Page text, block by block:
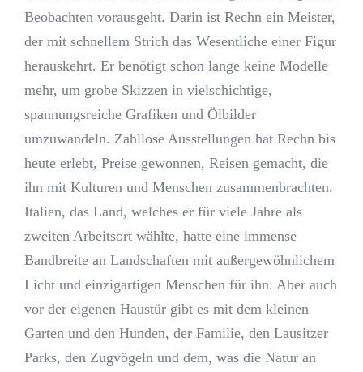
Beobachten vorausgeht. Darin ist Rechn ein Meister,
der mit schnellem Strich das Wesentliche einer Figur
herauskehrt. Er benötigt schon lange keine Modelle
mehr, um grobe Skizzen in vielschichtige,
spannungsreiche Grafiken und Ölbilder
umzuwandeln. Zahllose Ausstellungen hat Rechn bis
heute erlebt, Preise gewonnen, Reisen gemacht, die
ihn mit Kulturen und Menschen zusammenbrachten.
Italien, das Land, welches er für viele Jahre als
zweiten Arbeitsort wählte, hatte eine immense
Bandbreite an Landschaften mit außergewöhnlichem
Licht und einzigartigen Menschen für ihn. Aber auch
vor der eigenen Haustür gibt es mit dem kleinen
Garten und den Hunden, der Familie, den Lausitzer
Parks, den Zugvögeln und dem, was die Natur an